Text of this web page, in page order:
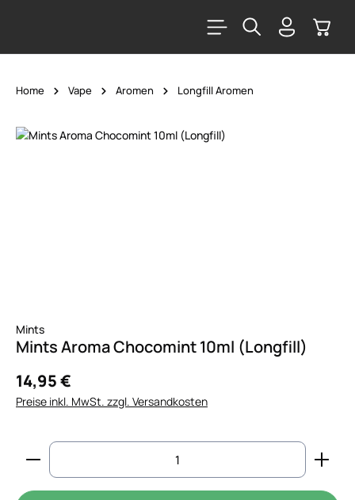
Home Vape Aromen Longfill Aromen
Bildergalerie überspringen
Mints
Mints Aroma Chocomint 10ml (Longfill)
14,95 €
Preise inkl. MwSt. zzgl. Versandkosten
Produkt Anzahl: Gib den gewünschten Wert